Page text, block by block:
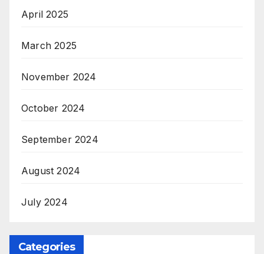
April 2025
March 2025
November 2024
October 2024
September 2024
August 2024
July 2024
Categories